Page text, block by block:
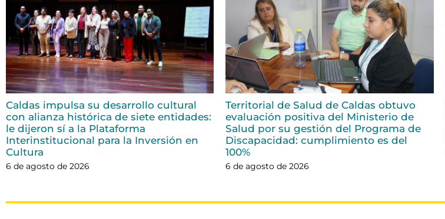
Caldas impulsa su desarrollo cultural
con alianza histórica de siete entidades:
le dijeron sí a la Plataforma
Interinstitucional para la Inversión en
Cultura
6 de agosto de 2026
Territorial de Salud de Caldas obtuvo
evaluación positiva del Ministerio de
Salud por su gestión del Programa de
Discapacidad: cumplimiento es del
100%
6 de agosto de 2026